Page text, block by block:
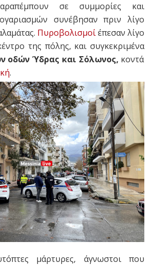
σε συμμορίες και
συνέβησαν πριν λίγο
Πυροβολισμοίέπεσαν λίγο
της πόλης, και συγκεκριμένα
οδών Ύδρας και Σόλωνος, κοντά
.
μάρτυρες, άγνωστοι που